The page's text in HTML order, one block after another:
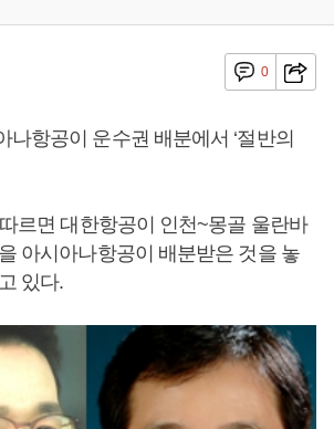
0
나항공이 운수권 배분에서 ‘절반의
르면 대한항공이 인천~몽골 울란바
아시아나항공이 배분받은 것을 놓
있다.